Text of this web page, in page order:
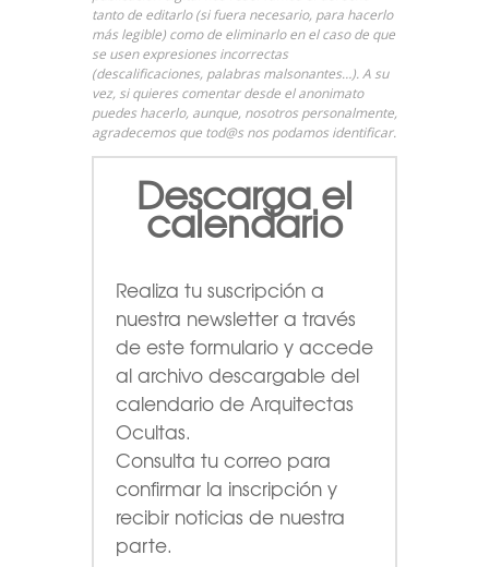
tanto de editarlo (si fuera necesario, para hacerlo
más legible) como de eliminarlo en el caso de que
se usen expresiones incorrectas
(descalificaciones, palabras malsonantes…). A su
vez, si quieres comentar desde el anonimato
puedes hacerlo, aunque, nosotros personalmente,
agradecemos que tod@s nos podamos identificar.
Descarga el
calendario
Realiza tu suscripción a
nuestra newsletter a través
de este formulario y accede
al archivo descargable del
calendario de Arquitectas
Ocultas.
Consulta tu correo para
confirmar la inscripción y
recibir noticias de nuestra
parte.